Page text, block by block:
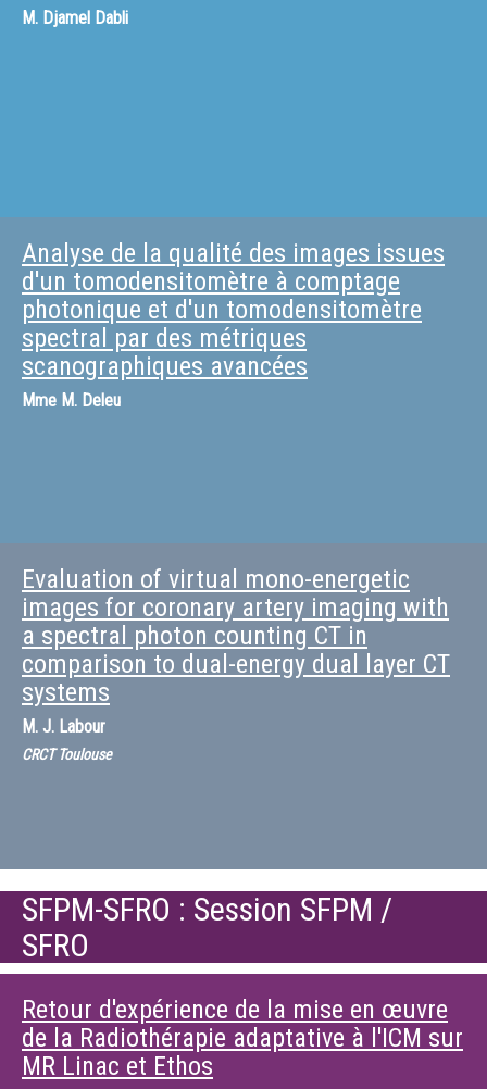
M. Djamel Dabli
Analyse de la qualité des images issues
d'un tomodensitomètre à comptage
photonique et d'un tomodensitomètre
spectral par des métriques
scanographiques avancées
Mme M. Deleu
Evaluation of virtual mono-energetic
images for coronary artery imaging with
a spectral photon counting CT in
comparison to dual-energy dual layer CT
systems
M. J. Labour
CRCT Toulouse
SFPM-SFRO : Session SFPM /
SFRO
Retour d'expérience de la mise en œuvre
de la Radiothérapie adaptative à l'ICM sur
MR Linac et Ethos